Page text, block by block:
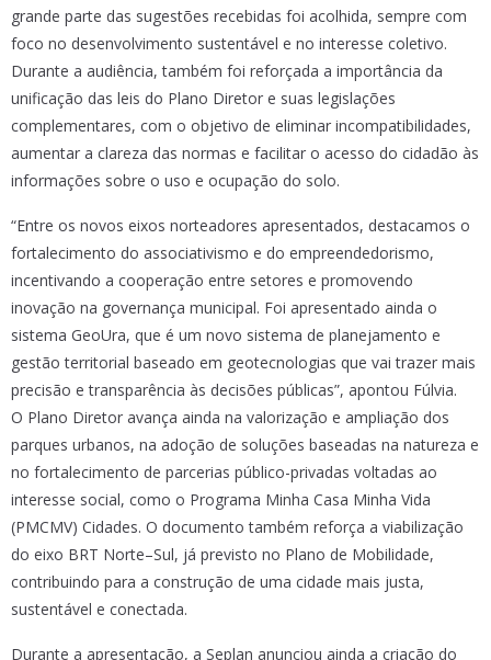
grande parte das sugestões recebidas foi acolhida, sempre com
foco no desenvolvimento sustentável e no interesse coletivo.
Durante a audiência, também foi reforçada a importância da
unificação das leis do Plano Diretor e suas legislações
complementares, com o objetivo de eliminar incompatibilidades,
aumentar a clareza das normas e facilitar o acesso do cidadão às
informações sobre o uso e ocupação do solo.
“Entre os novos eixos norteadores apresentados, destacamos o
fortalecimento do associativismo e do empreendedorismo,
incentivando a cooperação entre setores e promovendo
inovação na governança municipal. Foi apresentado ainda o
sistema GeoUra, que é um novo sistema de planejamento e
gestão territorial baseado em geotecnologias que vai trazer mais
precisão e transparência às decisões públicas”, apontou Fúlvia.
O Plano Diretor avança ainda na valorização e ampliação dos
parques urbanos, na adoção de soluções baseadas na natureza e
no fortalecimento de parcerias público-privadas voltadas ao
interesse social, como o Programa Minha Casa Minha Vida
(PMCMV) Cidades. O documento também reforça a viabilização
do eixo BRT Norte–Sul, já previsto no Plano de Mobilidade,
contribuindo para a construção de uma cidade mais justa,
sustentável e conectada.
Durante a apresentação, a Seplan anunciou ainda a criação do